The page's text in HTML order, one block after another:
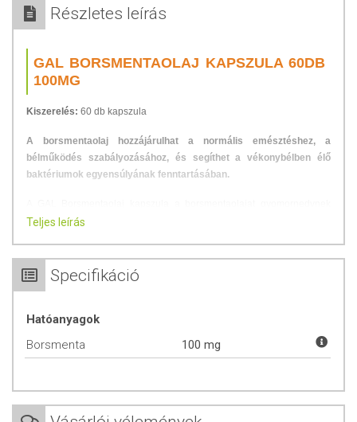
Részletes leírás
GAL BORSMENTAOLAJ KAPSZULA 60DB
100MG
Kiszerelés: 60 db kapszula
A borsmentaolaj hozzájárulhat a normális emésztéshez, a
bélműködés szabályozásához, és segíthet a vékonybélben élő
baktériumok egyensúlyának fenntartásában.
ellenálló, csak a vékonybélben oldódó kapszulában tartalmazza, ami
Fogyasztási javaslat:Napi 1 db kapszula bevételét javasoljuk
TOVÁBBI INFORMÁCIÓK
Teljes leírás
Specifikáció
Hatóanyagok
Borsmenta
100 mg